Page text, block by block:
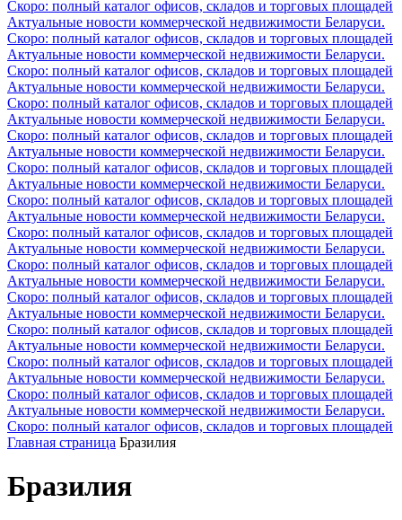
Скоро: полный каталог офисов, складов и торговых площадей
Актуальные новости коммерческой недвижимости Беларуси.
Скоро: полный каталог офисов, складов и торговых площадей
Актуальные новости коммерческой недвижимости Беларуси.
Скоро: полный каталог офисов, складов и торговых площадей
Актуальные новости коммерческой недвижимости Беларуси.
Скоро: полный каталог офисов, складов и торговых площадей
Актуальные новости коммерческой недвижимости Беларуси.
Скоро: полный каталог офисов, складов и торговых площадей
Актуальные новости коммерческой недвижимости Беларуси.
Скоро: полный каталог офисов, складов и торговых площадей
Актуальные новости коммерческой недвижимости Беларуси.
Скоро: полный каталог офисов, складов и торговых площадей
Актуальные новости коммерческой недвижимости Беларуси.
Скоро: полный каталог офисов, складов и торговых площадей
Актуальные новости коммерческой недвижимости Беларуси.
Скоро: полный каталог офисов, складов и торговых площадей
Актуальные новости коммерческой недвижимости Беларуси.
Скоро: полный каталог офисов, складов и торговых площадей
Актуальные новости коммерческой недвижимости Беларуси.
Скоро: полный каталог офисов, складов и торговых площадей
Актуальные новости коммерческой недвижимости Беларуси.
Скоро: полный каталог офисов, складов и торговых площадей
Актуальные новости коммерческой недвижимости Беларуси.
Скоро: полный каталог офисов, складов и торговых площадей
Актуальные новости коммерческой недвижимости Беларуси.
Скоро: полный каталог офисов, складов и торговых площадей
Главная страница Бразилия
Бразилия